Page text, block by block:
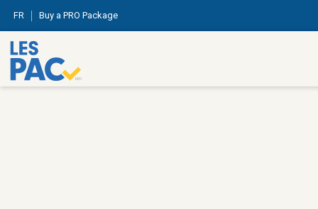
FR Buy a PRO Package